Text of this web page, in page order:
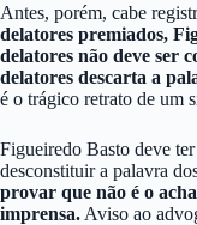
Antes, porém, cabe
delatores premiados,
delatores não deve ser
delatores descarta a
é o trágico retrato de um
Figueiredo Basto deve
desconstituir a palavra
provar que não é o
imprensa. Aviso ao